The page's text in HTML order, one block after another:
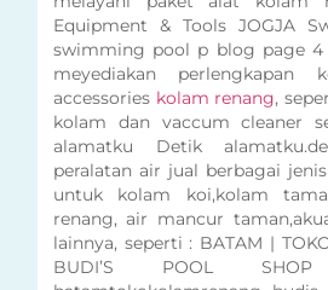
Equipment & Tools JOGJA
swimming pool p blog page 4
meyediakan perlengkapan
accessories kolam renang,
kolam dan vaccum cleaner
alamatku Detik
peralatan air jual berbagai
untuk kolam koi,kolam
renang, air mancur
lainnya, seperti : BATAM |
BUDI’S POOL